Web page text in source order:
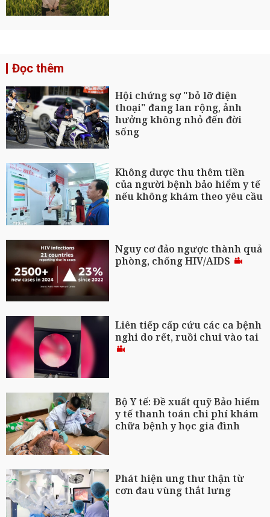
Đọc thêm
Hội chứng sợ "bỏ lỡ điện
thoại" đang lan rộng, ảnh
hưởng không nhỏ đến đời
sống
Không được thu thêm tiền
của người bệnh bảo hiểm y tế
nếu không khám theo yêu cầu
Nguy cơ đảo ngược thành quả
phòng, chống HIV/AIDS
Liên tiếp cấp cứu các ca bệnh
nghi do rết, ruồi chui vào tai
Bộ Y tế: Đề xuất quỹ Bảo hiểm
y tế thanh toán chi phí khám
chữa bệnh y học gia đình
Phát hiện ung thư thận từ
cơn đau vùng thắt lưng